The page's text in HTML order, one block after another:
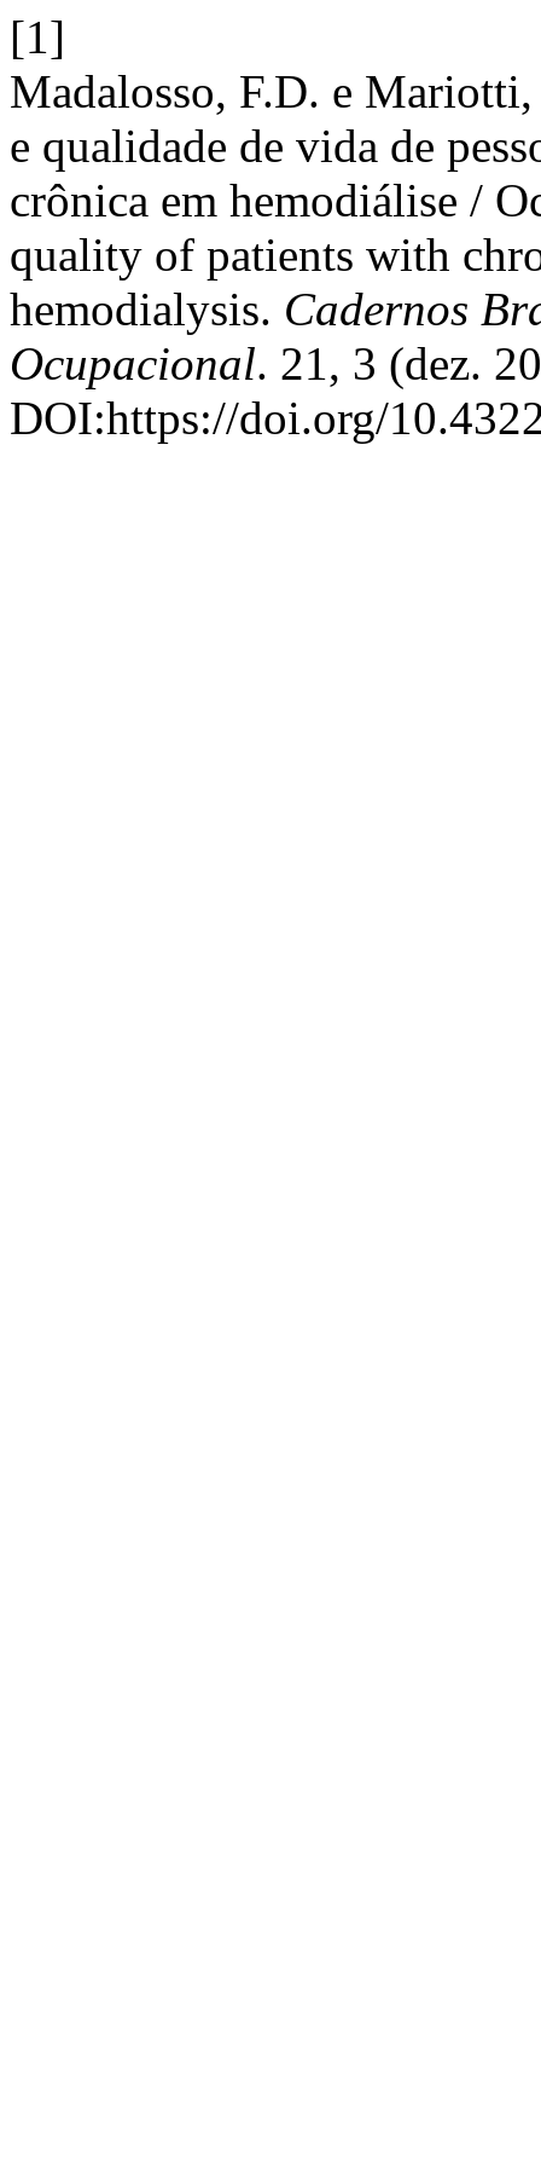
[1]
Madalosso, F.D. e
e qualidade de vida de
crônica em hemodiálise /
quality of patients with
hemodialysis. Cadernos
Ocupacional. 21, 3 (dez.
DOI:https://doi.org/